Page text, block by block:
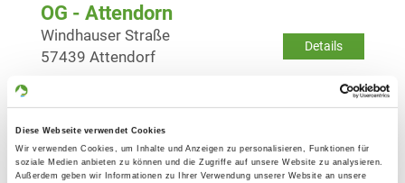
Diese Webseite verwendet Cookies
Wir verwenden Cookies, um Inhalte und Anzeigen zu personalisieren, Funktionen für
soziale Medien anbieten zu können und die Zugriffe auf unsere Website zu analysieren.
Außerdem geben wir Informationen zu Ihrer Verwendung unserer Website an unsere
OG - Attendorn
Details
Windhauser Straße
57439 Attendorf
OG - Ferndorftal, Kr. Siegen
Details
Zum Wüstenhof
57223 Kreuztal